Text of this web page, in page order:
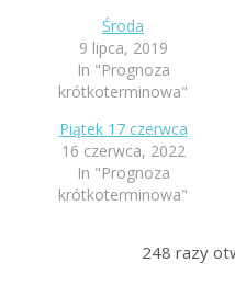
Środa
9 lipca, 2019
In "Prognoza
krótkoterminowa"
Piątek 17 czerwca
16 czerwca, 2022
In "Prognoza
krótkoterminowa"
248 razy